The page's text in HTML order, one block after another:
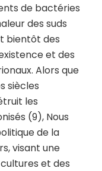
de bactéries
des suds
bientôt des
et des
Alors que
siècles
les
(9), Nous
de la
visant une
et des